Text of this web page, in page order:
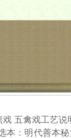
戏 五禽戏工艺说
本：明代善本